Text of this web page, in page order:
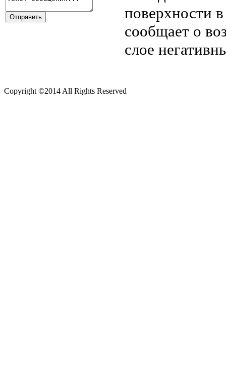
поверхности
сообщает о
слое
Copyright ©2014 All Rights Reserved